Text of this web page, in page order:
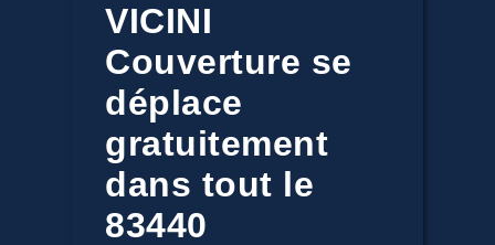
VICINI
Couverture se
déplace
gratuitement
dans tout le
83440